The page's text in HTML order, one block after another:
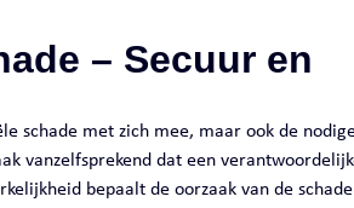
– Secuur en
schade met zich mee, maar ook de
vanzelfsprekend dat een
bepaalt de oorzaak van de schade